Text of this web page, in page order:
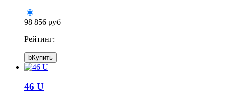
98 856 руб
Рейтинг:
bКупить
46 U